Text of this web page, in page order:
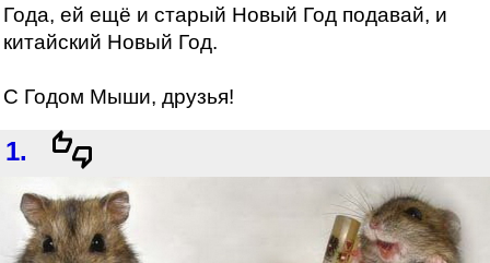
Года, ей ещё и старый Новый Год подавай, и
китайский Новый Год.
С Годом Мыши, друзья!
1.